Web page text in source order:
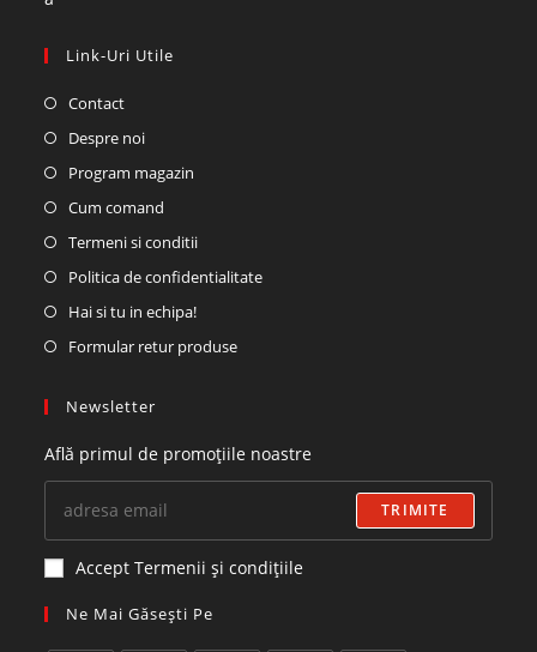
Link-Uri Utile
Contact
Despre noi
Program magazin
Cum comand
Termeni si conditii
Politica de confidentialitate
Hai si tu in echipa!
Formular retur produse
Newsletter
Află primul de promoțiile noastre
TRIMITE
Accept Termenii și condițiile
Ne Mai Găsești Pe